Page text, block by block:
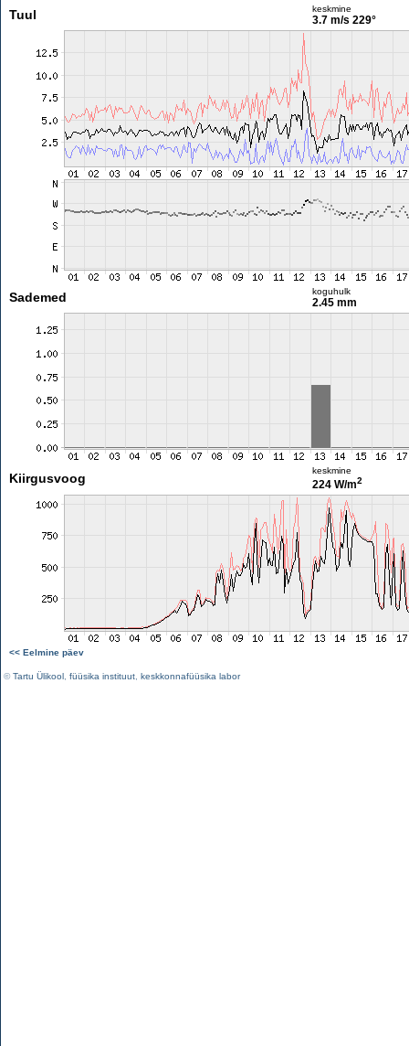
Tuul keskmine
3.7 m/s 229°
Sademed koguhulk
2.45 mm
Kiirgusvoog
keskmine
224 W/m2
<< Eelmine päev
©Tartu Ülikool füüsika instituut keskkonnafüüsika labor